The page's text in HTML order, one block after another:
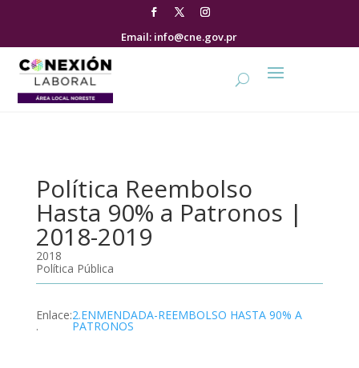
Email: info@cne.gov.pr
Política Reembolso
Hasta 90% a Patronos |
2018-2019
2018
Política Pública
Enlace:
.
2.ENMENDADA-REEMBOLSO HASTA 90% A
PATRONOS